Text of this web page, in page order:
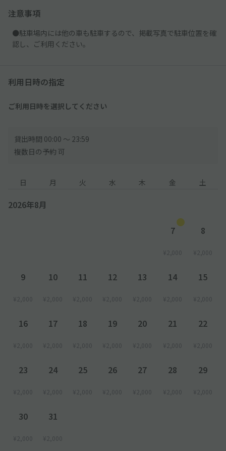
注意事項
●駐車場内には他の車も駐車するので、掲載写真で駐車位置を確
認し、ご利用ください。
利用日時の指定
ご利用日時を選択してください
貸出時間 00:00 〜 23:59
複数日の予約 可
日 月 火 水 木 金 土
2026年8月
7
¥2,000
8
¥2,000
9
¥2,000
10
¥2,000
11
¥2,000
12
¥2,000
13
¥2,000
14
¥2,000
15
¥2,000
16
¥2,000
17
¥2,000
18
¥2,000
19
¥2,000
20
¥2,000
21
¥2,000
22
¥2,000
23
¥2,000
24
¥2,000
25
¥2,000
26
¥2,000
27
¥2,000
28
¥2,000
29
¥2,000
30
¥2,000
31
¥2,000